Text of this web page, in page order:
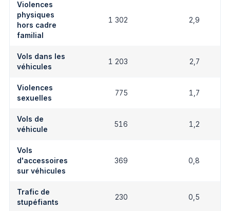
Violences
physiques
hors cadre
familial
1 302 2,9
Vols dans les
véhicules
1 203 2,7
Violences
sexuelles
775 1,7
Vols de
véhicule
516 1,2
Vols
d'accessoires
sur véhicules
369 0,8
Trafic de
stupéfiants
230 0,5